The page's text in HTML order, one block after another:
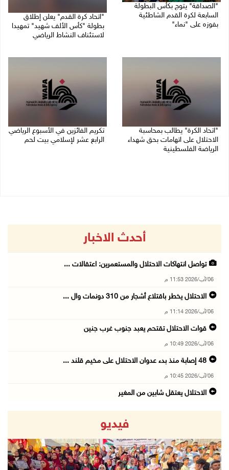
"الصداقة" يتوج بكأس البطولة
السابعة لكرة القدم الشاطئية
بفوزه على "نماء"
"اتحاد كرة القدم" يعلن إطلاق
بطولة "كأس الألف شهيد" تمهيدا
لاستئناف النشاط الرياضي
"اتحاد الكرة" يطالب بمحاسبة
الاحتلال على اتهامات بحق شهداء
الرياضة الفلسطينية
تكريم الفائزين في الأسبوع الرياضي
الرابع عشر لإسلامي بيت لحم
أحدث الاخبار
تواصل انتهاكات الاحتلال والمستعمرين: اعتقالات ...
06/آب/2026 11:53 م
الاحتلال يخطر باقتلاع أشجار من 310 دونمات وال ...
06/آب/2026 11:14 م
قوات الاحتلال تقتحم يعبد جنوب غرب جنين
06/آب/2026 10:49 م
48 إصابة منذ بدء عدوان الاحتلال على مخيم قلند ...
06/آب/2026 10:45 م
الاحتلال يعتقل شابين من المغير
وزير الداخلية يبحث مع مكافحة المخدرات الدولي ...
06/آب/2026 10:01 م
رئيس بلدية الخليل يطلع وفدا أميركيا على تطورا ...
فيديو